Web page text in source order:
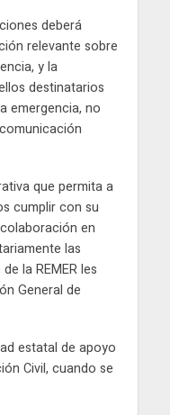
deberá
relevante sobre
y la
destinatarios
emergencia, no
que permita a
cumplir con su
en
las
la REMER les
General de
estatal de apoyo
Civil, cuando se